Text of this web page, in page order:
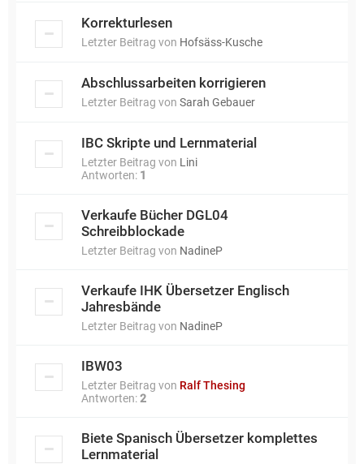
Korrekturlesen
Letzter Beitrag von Hofsäss-Kusche
Abschlussarbeiten korrigieren
Letzter Beitrag von Sarah Gebauer
IBC Skripte und Lernmaterial
Letzter Beitrag von Lini
Antworten: 1
Verkaufe Bücher DGL04
Schreibblockade
Letzter Beitrag von NadineP
Verkaufe IHK Übersetzer Englisch
Jahresbände
Letzter Beitrag von NadineP
IBW03
Letzter Beitrag von Ralf Thesing
Antworten:2
Biete Spanisch Übersetzer komplettes
Lernmaterial